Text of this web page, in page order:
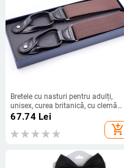
Bretele cu nasturi pentru adulți,
unisex, curea britanică, cu clemă
elastică, sursă transfrontalieră
67.74Lei
add_shopping_cart